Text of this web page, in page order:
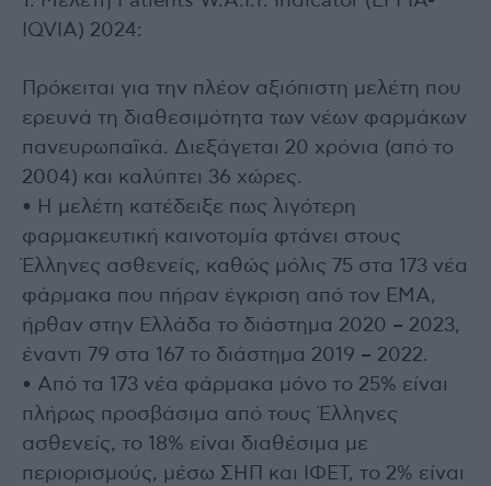
IQVIA) 2024:
Πρόκειται για την πλέον αξιόπιστη μελέτη που
ερευνά τη διαθεσιμότητα των νέων φαρμάκων
πανευρωπαϊκά. Διεξάγεται 20 χρόνια (από το
2004) και καλύπτει 36 χώρες.
• Η μελέτη κατέδειξε πως λιγότερη
φαρμακευτική καινοτομία φτάνει στους
Έλληνες ασθενείς, καθώς μόλις 75 στα 173 νέα
φάρμακα που πήραν έγκριση από τον ΕΜΑ,
ήρθαν στην Ελλάδα το διάστημα 2020 – 2023,
έναντι 79 στα 167 το διάστημα 2019 – 2022.
• Από τα 173 νέα φάρμακα μόνο το 25% είναι
πλήρως προσβάσιμα από τους Έλληνες
ασθενείς, το 18% είναι διαθέσιμα με
περιορισμούς, μέσω ΣΗΠ και ΙΦΕΤ, το 2% είναι